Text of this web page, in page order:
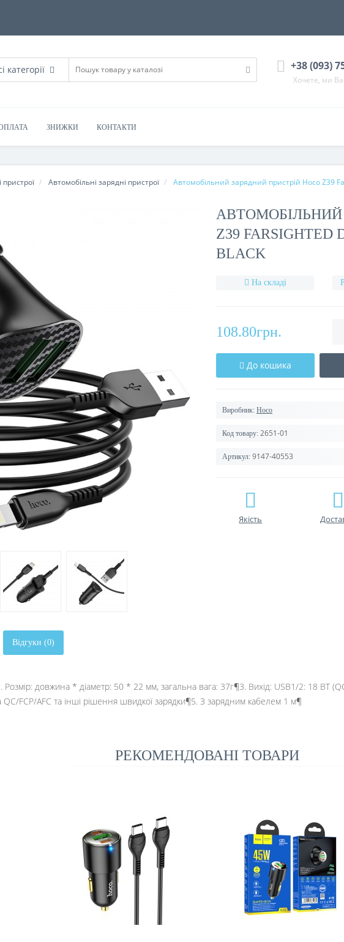
категорії +38 (093)
Хочете, ми
ЗНИЖКИ КОНТАКТИ
Автомобільні зарядні пристрої Автомобільний зарядний пристрій Hoco Z39
АВТОМОБІЛЬНИЙ
Z39 FARSIGHTED
BLACK
На складі
108.80грн.
До кошика
Виробник: Hoco
Код товару: 2651-01
Артикул: 9147-40553
Якість
Відгуки (0)
Розмір: довжина * діаметр: 50 * 22 мм, загальна вага: 37г¶3. Вихід: USB1/2: 18 ВТ
QC/FCP/AFC та інші рішення швидкої зарядки¶5. З зарядним кабелем 1 м¶
РЕКОМЕНДОВАНІ ТОВАРИ